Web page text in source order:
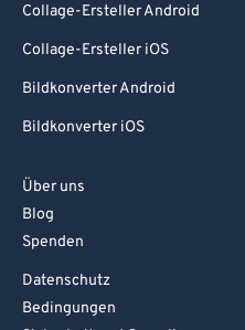
Collage-Ersteller Android
Collage-Ersteller iOS
Bildkonverter Android
Bildkonverter iOS
Über uns
Blog
Spenden
Datenschutz
Bedingungen